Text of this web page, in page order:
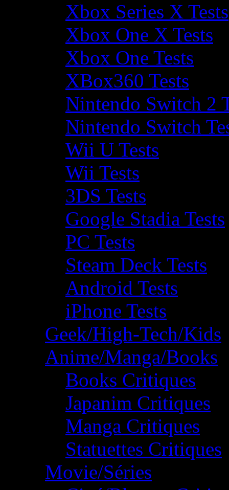
Xbox Series X Tests
Xbox One X Tests
Xbox One Tests
XBox360 Tests
Nintendo Switch 2
Nintendo Switch
Wii U Tests
Wii Tests
3DS Tests
Google Stadia Tests
PC Tests
Steam Deck Tests
Android Tests
iPhone Tests
Geek/High-Tech/Kids
Anime/Manga/Books
Books Critiques
Japanim Critiques
Manga Critiques
Statuettes Critiques
Movie/Séries